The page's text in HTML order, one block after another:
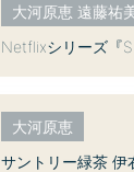
大河原恵 遠藤祐
Netflixシリーズ『S
大河原恵
サントリー緑茶 伊